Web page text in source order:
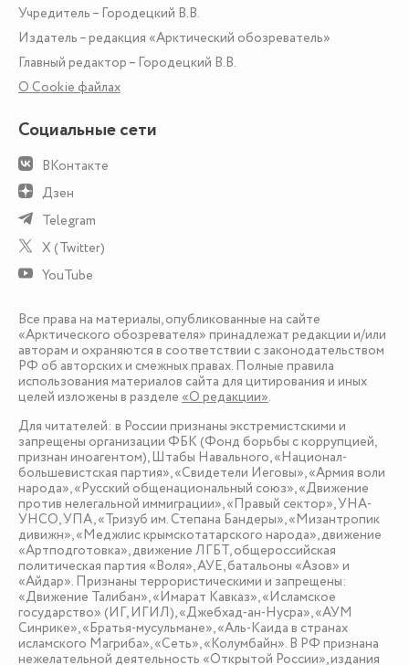
Учредитель – Городецкий В.В.
Издатель – редакция «Арктический обозреватель»
Главный редактор – Городецкий В.В.
О Сookie файлах
Социальные сети
ВКонтакте
Дзен
Telegram
X (Twitter)
YouTube
Все права на материалы, опубликованные на сайте
«Арктического обозревателя» принадлежат редакции и/или
авторам и охраняются в соответствии с законодательством
РФ об авторских и смежных правах. Полные правила
использования материалов сайта для цитирования и иных
целей изложены в разделе «О редакции».
Для читателей: в России признаны экстремистскими и
запрещены организации ФБК (Фонд борьбы с коррупцией,
признан иноагентом), Штабы Навального, «Национал-
большевистская партия», «Свидетели Иеговы», «Армия воли
народа», «Русский общенациональный союз», «Движение
против нелегальной иммиграции», «Правый сектор», УНА-
УНСО, УПА, «Тризуб им. Степана Бандеры», «Мизантропик
дивижн», «Меджлис крымскотатарского народа», движение
«Артподготовка», движение ЛГБТ, общероссийская
политическая партия «Воля», АУЕ, батальоны «Азов» и
«Айдар». Признаны террористическими и запрещены:
«Движение Талибан», «Имарат Кавказ», «Исламское
государство» (ИГ, ИГИЛ), «Джебхад-ан-Нусра», «АУМ
Синрике», «Братья-мусульмане», «Аль-Каида в странах
исламского Магриба», «Сеть», «Колумбайн». В РФ признана
нежелательной деятельность «Открытой России», издания